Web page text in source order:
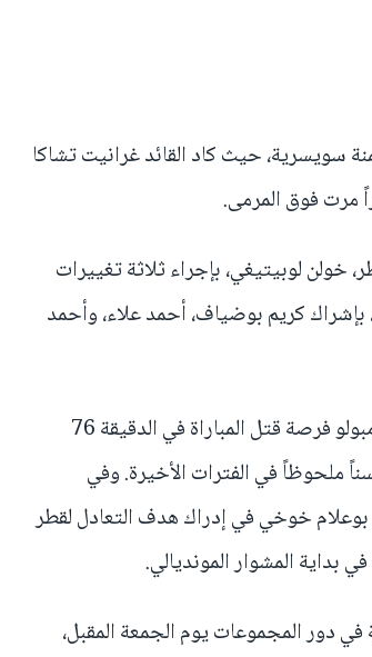
سويسرية، حيث كاد القائد غرانيت تشاكا
خولن لوبيتيغي، بإجراء ثلاثة تغييرات
كريم بوضياف، أحمد علاء، وأحمد
ورغم أن كفة الاستحواذ ظلت سويسرية، وأهدر إمبولو فرصة قتل المباراة في الدقيقة 76
ملحوظاً في الفترات الأخيرة. وفي
بوعلام خوخي في إدراك هدف التعادل لقطر
بداية المشوار المونديالي.
دور المجموعات يوم الجمعة المقبل،